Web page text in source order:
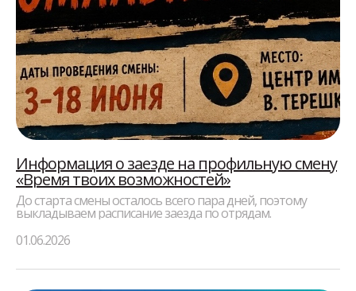
Информация о заезде на профильную смену
«Время твоих возможностей»
До старта смены осталось всего пара дней, поэтому
выкладываем расписание заезда по отрядам.
01.06.2026